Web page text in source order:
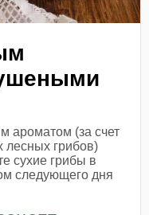
ароматом (за счет
лесных грибов)
сухие грибы в
следующего дня